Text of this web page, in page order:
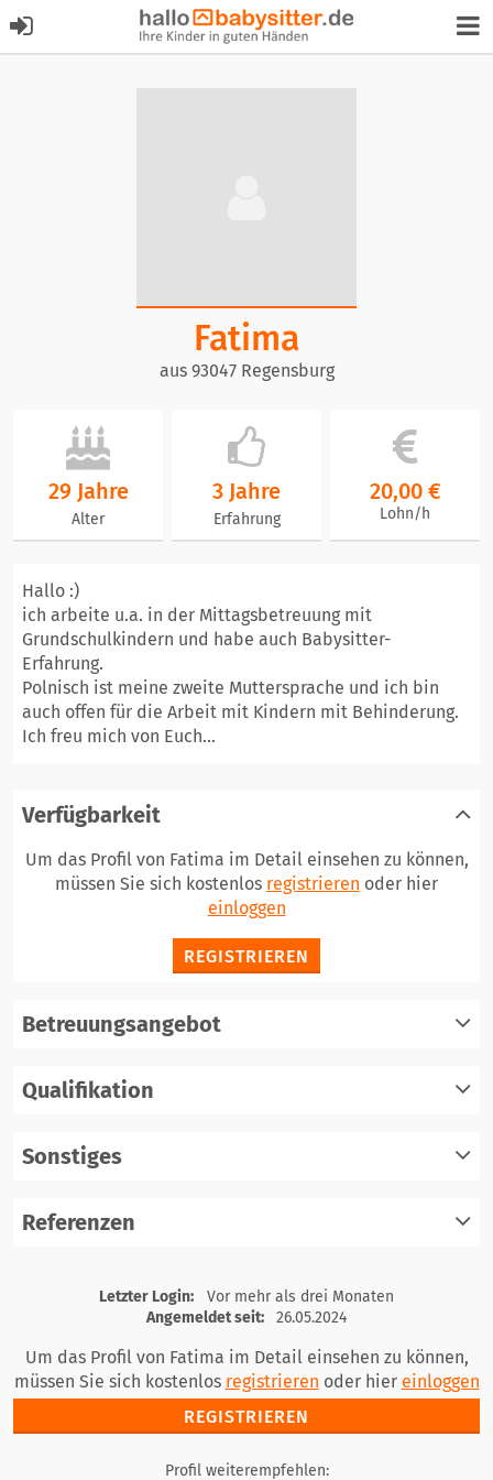
Fatima
aus 93047 Regensburg
29 Jahre
Alter
3 Jahre
Erfahrung
20,00 €
Lohn/h
Hallo :)
ich arbeite u.a. in der Mittagsbetreuung mit
Grundschulkindern und habe auch Babysitter-
Erfahrung.
Polnisch ist meine zweite Muttersprache und ich bin
auch offen für die Arbeit mit Kindern mit Behinderung.
Ich freu mich von Euch...
Verfügbarkeit
Um das Profil von Fatima im Detail einsehen zu können,
müssen Sie sich kostenlos registrieren oder hier
einloggen
REGISTRIEREN
Betreuungsangebot
Qualifikation
Sonstiges
Referenzen
registrieren
einloggen
Letzter Login:
Vor mehr als drei Monaten
Angemeldet seit:
26.05.2024
Um das Profil von Fatima im Detail einsehen zu können,
müssen Sie sich kostenlos registrieren oder hier einloggen
REGISTRIEREN
Profil weiterempfehlen: